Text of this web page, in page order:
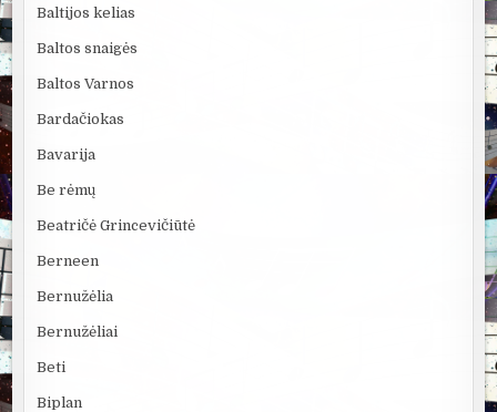
Baltijos kelias
Baltos snaigės
Baltos Varnos
Bardačiokas
Bavarija
Be rėmų
Beatričė Grincevičiūtė
Berneen
Bernužėlia
Bernužėliai
Beti
Biplan